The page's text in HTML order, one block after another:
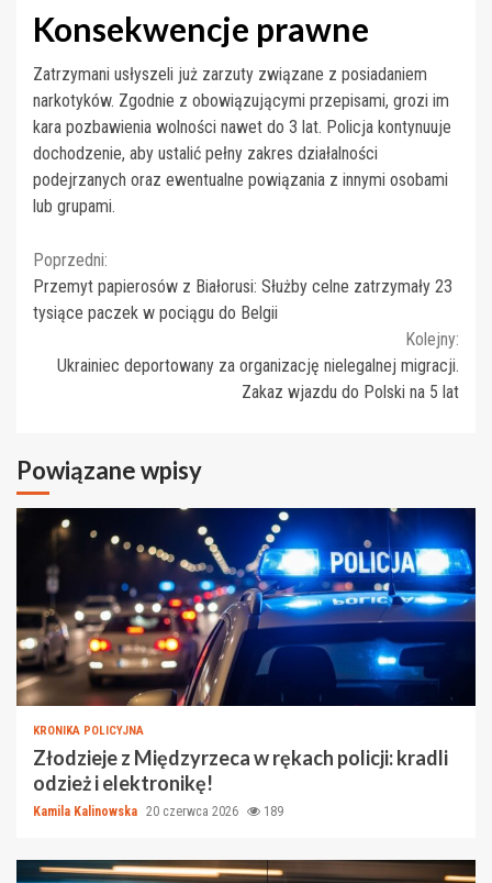
Konsekwencje prawne
Zatrzymani usłyszeli już zarzuty związane z posiadaniem
narkotyków. Zgodnie z obowiązującymi przepisami, grozi im
kara pozbawienia wolności nawet do 3 lat. Policja kontynuuje
dochodzenie, aby ustalić pełny zakres działalności
podejrzanych oraz ewentualne powiązania z innymi osobami
lub grupami.
Continue
Reading
Poprzedni:
Przemyt papierosów z Białorusi: Służby celne zatrzymały 23
tysiące paczek w pociągu do Belgii
Kolejny:
Ukrainiec deportowany za organizację nielegalnej migracji.
Zakaz wjazdu do Polski na 5 lat
Powiązane wpisy
KRONIKA POLICYJNA
Złodzieje z Międzyrzeca w rękach policji: kradli
odzież i elektronikę!
Kamila Kalinowska 20 czerwca 2026 189